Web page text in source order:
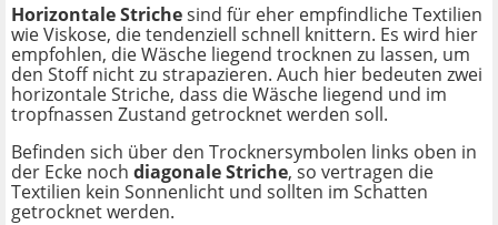
Horizontale Strichesind für eher empfindliche Textilien
wie Viskose, die tendenziell schnell knittern. Es wird hier
empfohlen, die Wäsche liegend trocknen zu lassen, um
den Stoff nicht zu strapazieren. Auch hier bedeuten zwei
horizontale Striche, dass die Wäsche liegend und im
tropfnassen Zustand getrocknet werden soll.
Befinden sich über den Trocknersymbolen links oben in
der Ecke noch diagonale Striche, so vertragen die
Textilien kein Sonnenlicht und sollten im Schatten
getrocknet werden.